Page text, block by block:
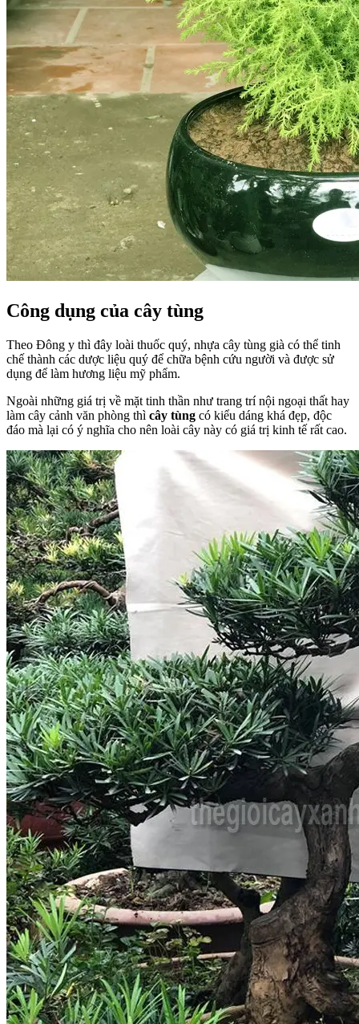
Công dụng của cây tùng
Theo Đông y thì đây loài thuốc quý, nhựa cây tùng già có thể tinh
chế thành các dược liệu quý để chữa bệnh cứu người và được sử
dụng để làm hương liệu mỹ phẩm.
Ngoài những giá trị về mặt tinh thần như trang trí nội ngoại thất hay
làm cây cảnh văn phòng thì cây tùng có kiểu dáng khá đẹp, độc
đáo mà lại có ý nghĩa cho nên loài cây này có giá trị kinh tế rất cao.